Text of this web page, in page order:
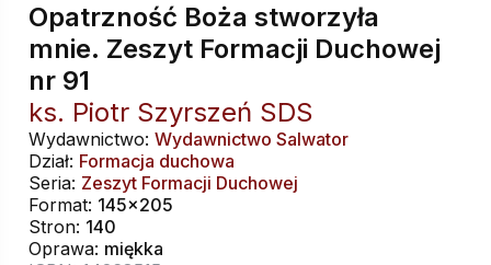
Opatrzność Boża stworzyła
mnie. Zeszyt Formacji Duchowej
nr 91
ks. Piotr Szyrszeń SDS
Wydawnictwo: Wydawnictwo Salwator
Dział: Formacja duchowa
Seria: Zeszyt Formacji Duchowej
Format: 145x205
Stron: 140
Oprawa: miękka